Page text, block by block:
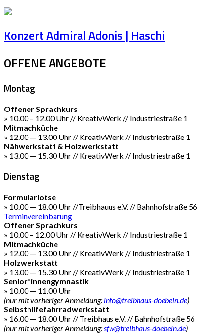
Konzert Admiral Adonis | Haschi
OFFENE ANGEBOTE
Montag
Offener Sprachkurs
» 10.00 – 12.00 Uhr // KreativWerk // Industriestraße 1
Mitmachküche
» 12.00 — 13.00 Uhr // KreativWerk // Industriestraße 1
Nähwerkstatt & Holzwerkstatt
» 13.00 — 15.30 Uhr // KreativWerk // Industriestraße 1
Dienstag
Formularlotse
» 10.00 — 18.00 Uhr //Treibhauus e.V. // Bahnhofstraße 56
Terminvereinbarung
Offener Sprachkurs
» 10.00 – 12.00 Uhr // KreativWerk // Industriestraße 1
Mitmachküche
» 12.00 — 13.00 Uhr // KreativWerk // Industriestraße 1
Holzwerkstatt
» 13.00 — 15.30 Uhr // KreativWerk // Industriestraße 1
Senior*innengymnastik
» 10.00 — 11.00 Uhr
(nur mit vorheriger Anmeldung: info@treibhaus-doebeln.de)
Selbsthilfefahrradwerkstatt
» 16.00 — 18.00 Uhr // Treibhaus e.V. // Bahnhofstraße 56
(nur mit vorheriger Anmeldung:sfw@treibhaus-doebeln.de)